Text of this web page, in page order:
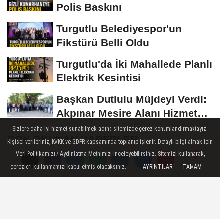
Yorumlar
Yorumlar
Polis Baskını
Turgutlu Belediyespor'un
Fikstürü Belli Oldu
Turgutlu'da İki Mahallede Planlı
Elektrik Kesintisi
Başkan Dutlulu Müjdeyi Verdi:
Akpınar Mesire Alanı Hizmete
Açılıyor
ÇOK OKUNAN HABERLER
Turgutlu'da 12 Temmuz'da planlı
elektrik kesintisi uygulanacak
Sizlere daha iyi hizmet sunabilmek adına sitemizde çerez konumlandırmaktayız.
Kişisel verileriniz, KVKK ve GDPR kapsamında toplanıp işlenir. Detaylı bilgi almak için
Veri Politikamızı / Aydınlatma Metnimizi inceleyebilirsiniz. Sitemizi kullanarak,
çerezleri kullanmamızı kabul etmiş olacaksınız.
AYRINTILAR TAMAM